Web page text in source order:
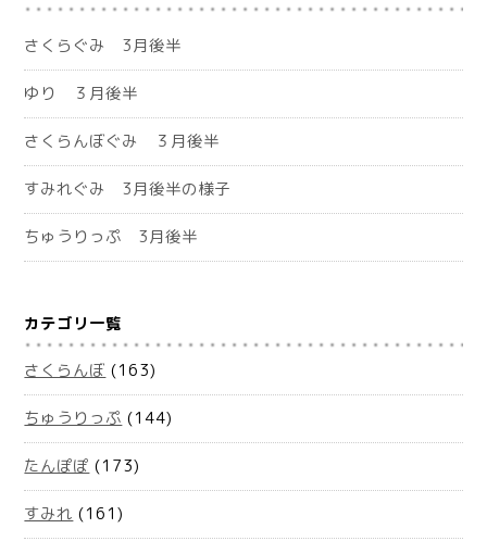
さくらぐみ 3月後半
ゆり ３月後半
さくらんぼぐみ ３月後半
すみれぐみ 3月後半の様子
ちゅうりっぷ 3月後半
カテゴリ一覧
さくらんぼ (163)
ちゅうりっぷ (144)
たんぽぽ (173)
すみれ (161)